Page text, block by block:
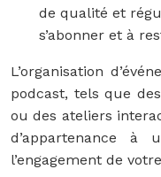
de qualité et
s’abonner et à
L’organisation
podcast, tels que
ou des ateliers
d’appartenance à
l’engagement de